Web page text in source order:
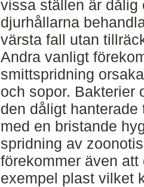
vissa ställen är dålig
djurhållarna
värsta fall utan
Andra vanligt
smittspridning
och sopor. Bakterier
den dåligt
med en bristande
spridning av
förekommer även
exempel plast vilket